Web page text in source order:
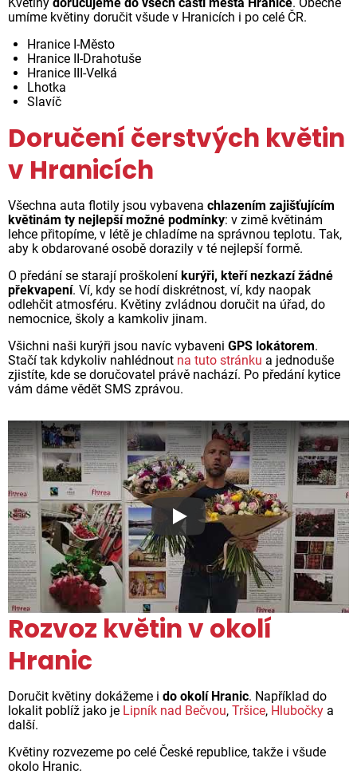
umíme květiny doručit všude v Hranicích i po celé ČR.
Hranice I-Město
Hranice II-Drahotuše
Hranice III-Velká
Lhotka
Slavíč
Doručení čerstvých květin
v Hranicích
Všechna auta flotily jsou vybavena chlazením zajišťujícím
květinám ty nejlepší možné podmínky: v zimě květinám
lehce přitopíme, v létě je chladíme na správnou teplotu. Tak,
aby k obdarované osobě dorazily v té nejlepší formě.
O předání se starají proškolení kurýři, kteří nezkazí žádné
překvapení. Ví, kdy se hodí diskrétnost, ví, kdy naopak
odlehčit atmosféru. Květiny zvládnou doručit na úřad, do
nemocnice, školy a kamkoliv jinam.
Všichni naši kurýři jsou navíc vybaveni GPS lokátorem.
Stačí tak kdykoliv nahlédnout na tuto stránku a jednoduše
zjistíte, kde se doručovatel právě nachází. Po předání kytice
vám dáme vědět SMS zprávou.
Proč jsou květiny z Florea
Rozvoz květin v okolí
Hranic
Doručit květiny dokážeme i do okolí Hranic. Například do
lokalit poblíž jako je Lipník nad Bečvou, Tršice, Hlubočky a
další.
Květiny rozvezeme po celé České republice, takže i všude
okolo Hranic.